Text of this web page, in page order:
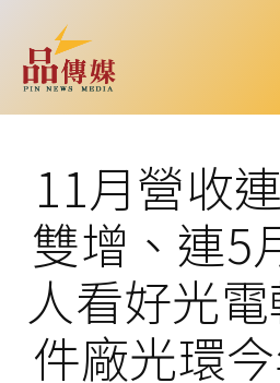
11月營收
雙增、連5
人看好光
件廠光環